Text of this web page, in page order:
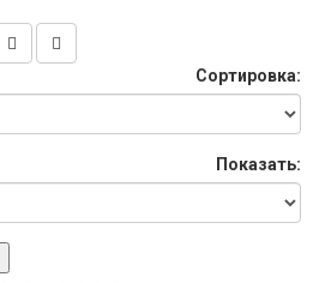
Сортировка:
Показать: